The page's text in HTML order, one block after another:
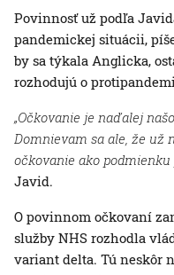
Povinnosť už podľa
pandemickej situácii,
by sa týkala Anglicka,
rozhodujú o
„Očkovanie je naďalej
Domnievam sa ale, že už
očkovanie ako podmienku
Javid.
O povinnom očkovaní
služby NHS rozhodla
variant delta. Tú neskôr